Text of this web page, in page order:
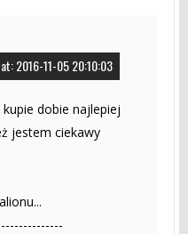
2016-11-05 20:10:03
dobie najlepiej
jestem ciekawy